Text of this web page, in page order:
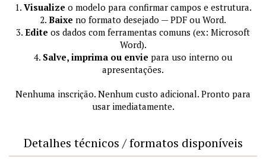
1. Visualize o modelo para confirmar campos e estrutura.
2. Baixe no formato desejado — PDF ou Word.
3. Edite os dados com ferramentas comuns (ex: Microsoft
Word).
4. Salve, imprima ou envie para uso interno ou
apresentações.
Nenhuma inscrição. Nenhum custo adicional. Pronto para
usar imediatamente.
Detalhes técnicos / formatos disponíveis